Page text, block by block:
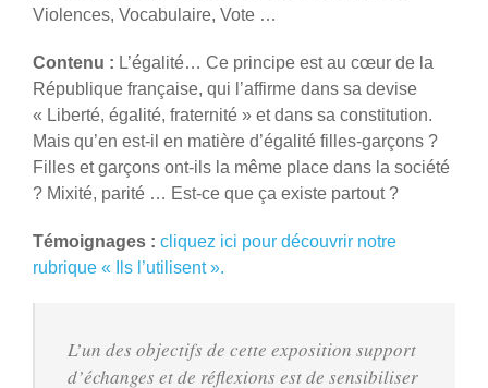
Violences, Vocabulaire, Vote …
Contenu : L’égalité… Ce principe est au cœur de la
République française, qui l’affirme dans sa devise
« Liberté, égalité, fraternité » et dans sa constitution.
Mais qu’en est-il en matière d’égalité filles-garçons ?
Filles et garçons ont-ils la même place dans la société
? Mixité, parité … Est-ce que ça existe partout ?
Témoignages : cliquez ici pour découvrir notre
rubrique « Ils l’utilisent ».
L’un des objectifs de cette exposition support
d’échanges et de réflexions est de sensibiliser